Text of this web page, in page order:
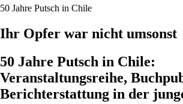
50 Jahre Putsch in Chile
Ihr ­­Opfer war nicht umsonst
50 Jahre Putsch in Chile:
Veranstaltungsreihe,
Berichterstattung in der